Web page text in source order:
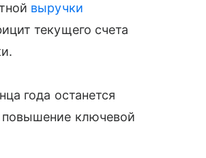
выручки
текущего счета
года останется
ключевой